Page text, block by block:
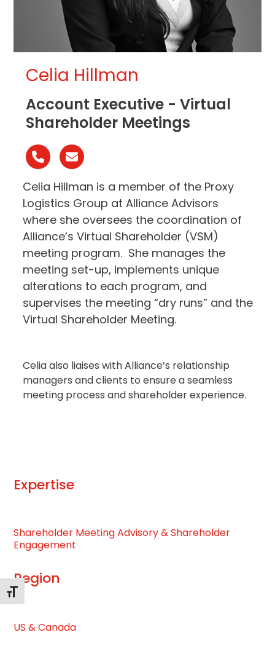
Toggle Font size
Celia Hillman
Account Executive - Virtual
Shareholder Meetings
Phone
Number
Email
Celia Hillman is a member of the Proxy
Logistics Group at Alliance Advisors
where she oversees the coordination of
Alliance’s Virtual Shareholder (VSM)
meeting program. She manages the
meeting set-up, implements unique
alterations to each program, and
supervises the meeting “dry runs” and the
Virtual Shareholder Meeting.
Celia also liaises with Alliance’s relationship
managers and clients to ensure a seamless
meeting process and shareholder experience.
Expertise
Shareholder Meeting Advisory & Shareholder
Engagement
Region
US & Canada